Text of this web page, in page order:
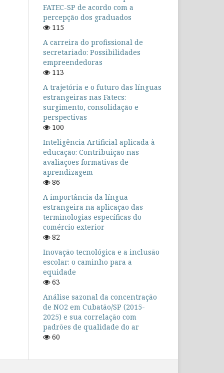
FATEC-SP de acordo com a
percepção dos graduados
115
A carreira do profissional de
secretariado: Possibilidades
empreendedoras
113
A trajetória e o futuro das línguas
estrangeiras nas Fatecs:
surgimento, consolidação e
perspectivas
100
Inteligência Artificial aplicada à
educação: Contribuição nas
avaliações formativas de
aprendizagem
86
A importância da língua
estrangeira na aplicação das
terminologias específicas do
comércio exterior
82
Inovação tecnológica e a inclusão
escolar: o caminho para a
equidade
63
Análise sazonal da concentração
de NO2 em Cubatão/SP (2015-
2025) e sua correlação com
padrões de qualidade do ar
60